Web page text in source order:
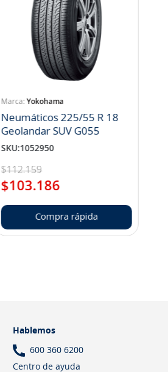
Yokohama
Neumáticos 225/55 R 18
Geolandar SUV G055
SKU:1052950
$112.159
$103.186
Compra rápida
Hablemos
600 360 6200
Centro de ayuda